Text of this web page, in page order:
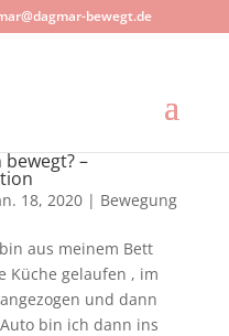
bewegt.de
–
18, 2020| Bewegung
aus meinem Bett
Küche gelaufen , im
und dann
bin ich dann ins